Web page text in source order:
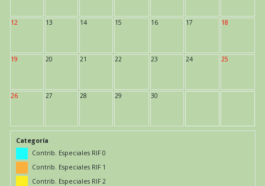
12 13 14 15 16 17 18
19 20 21 22 23 24 25
26 27 28 29 30
Categoría
Contrib. Especiales RIF 0
Contrib. Especiales RIF 1
Contrib. Especiales RIF 2